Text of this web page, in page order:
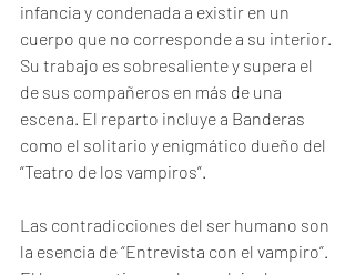
infancia y condenada a existir en un
cuerpo que no corresponde a su interior.
Su trabajo es sobresaliente y supera el
de sus compañeros en más de una
escena. El reparto incluye a Banderas
como el solitario y enigmático dueño del
“Teatro de los vampiros”.
Las contradicciones del ser humano son
la esencia de “Entrevista con el vampiro”.